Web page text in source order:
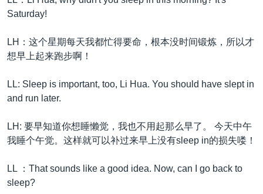
Saturday!
LH：这个星期每天我都忙得要命，根本没时间锻炼，所以才
想早上起来跑步啊！
LL: Sleep is important, too, Li Hua. You should have slept in
and run later.
LH: 要早知道你想睡懒觉，我也不用起那么早了。 今天中午
我睡个午觉。这样就可以补过来早上没有sleep in的损失喽！
LL ：That sounds like a good idea. Now, can I go back to
sleep?